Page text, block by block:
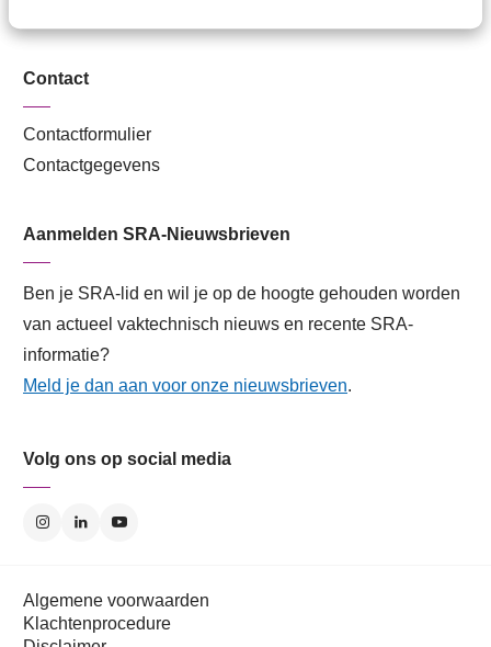
Contact
Contactformulier
Contactgegevens
Aanmelden SRA-Nieuwsbrieven
Ben je SRA-lid en wil je op de hoogte gehouden worden
van actueel vaktechnisch nieuws en recente SRA-
informatie?
Meld je dan aan voor onze nieuwsbrieven.
Volg ons op social media
Algemene voorwaarden
Klachtenprocedure